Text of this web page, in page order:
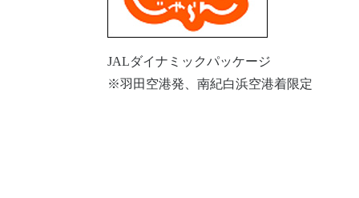
JALダイナミックパッケージ
※羽田空港発、南紀白浜空港着限定